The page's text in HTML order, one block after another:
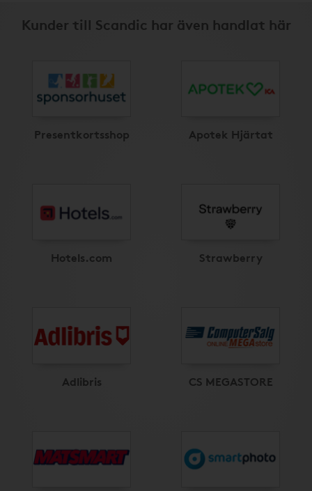
Kunder till Scandic har även handlat här
Presentkortsshop Apotek Hjärtat
Hotels.com Strawberry
Adlibris CS MEGASTORE